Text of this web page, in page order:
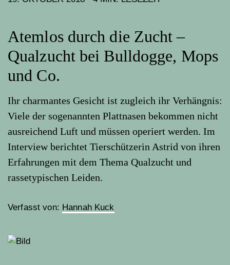
Atemlos durch die Zucht –
Qualzucht bei Bulldogge, Mops
und Co.
Ihr charmantes Gesicht ist zugleich ihr Verhängnis:
Viele der sogenannten Plattnasen bekommen nicht
ausreichend Luft und müssen operiert werden. Im
Interview berichtet Tierschützerin Astrid von ihren
Erfahrungen mit dem Thema Qualzucht und
rassetypischen Leiden.
Verfasst von: Hannah Kuck